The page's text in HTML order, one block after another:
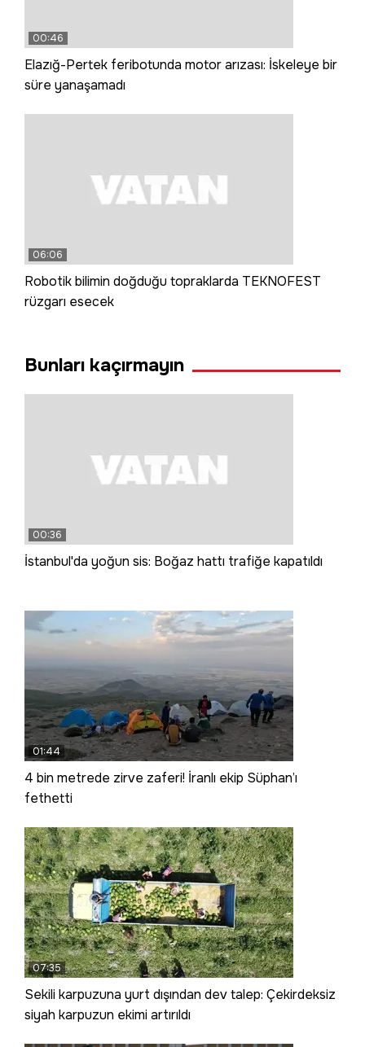
00:46
Elazığ-Pertek feribotunda motor arızası: İskeleye bir
süre yanaşamadı
06:06
Robotik bilimin doğduğu topraklarda TEKNOFEST
rüzgarı esecek
Bunları kaçırmayın
00:36
İstanbul'da yoğun sis: Boğaz hattı trafiğe kapatıldı
01:44
4 bin metrede zirve zaferi! İranlı ekip Süphan’ı
fethetti
07:35
Sekili karpuzuna yurt dışından dev talep: Çekirdeksiz
siyah karpuzun ekimi artırıldı